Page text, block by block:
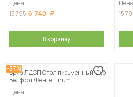
Цена
15 795 6 740
В корзину
Цена
15
-57%
Бриз ЛДСП Стол письменный, Дуб
Белфорт/Венге Linum
Цена